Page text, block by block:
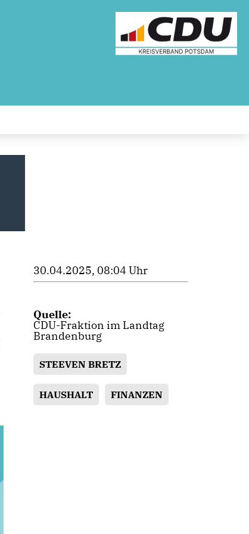
30.04.2025, 08:04 Uhr
Quelle:
CDU-Fraktion im Landtag
Brandenburg
STEEVEN BRETZ
HAUSHALT FINANZEN